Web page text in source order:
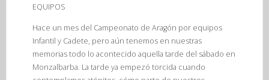
EQUIPOS
Hace un mes del Campeonato de Aragón por equipos
Infantil y Cadete, pero aún tenemos en nuestras
memorias todo lo acontecido aquella tarde del sábado en
Monzalbarba. La tarde ya empezó torcida cuando